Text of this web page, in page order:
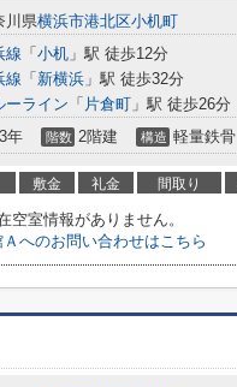
川県横浜市港北区小机町
線 「 小机 」駅 徒歩12分
線 「 新横浜 」駅 徒歩32分
ーライン 「 片倉町 」駅 徒歩26分
年 階数 2階建 構造 軽量鉄骨
敷金 礼金 間取り
空室情報がありません。
へのお問い合わせはこちら